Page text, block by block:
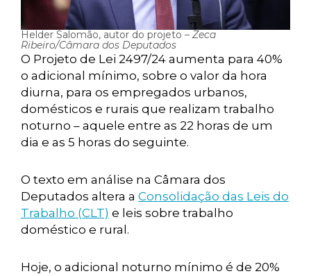
Helder Salomão, autor do projeto – Zeca
Ribeiro/Câmara dos Deputados
O Projeto de Lei 2497/24 aumenta para 40%
o adicional mínimo, sobre o valor da hora
diurna, para os empregados urbanos,
domésticos e rurais que realizam trabalho
noturno – aquele entre as 22 horas de um
dia e as 5 horas do seguinte.
O texto em análise na Câmara dos
Deputados altera a Consolidação das Leis do
Trabalho (CLT) e leis sobre trabalho
doméstico e rural.
Hoje, o adicional noturno mínimo é de 20%